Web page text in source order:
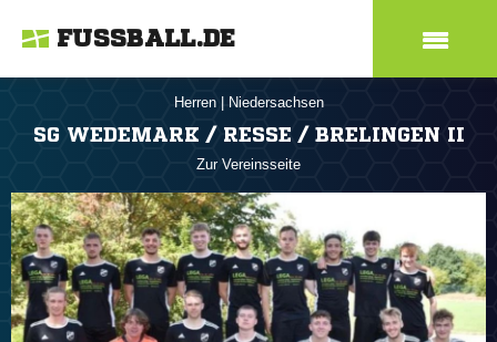
FUSSBALL.DE
Herren Niedersachsen
SG WEDEMARK / RESSE / BRELINGEN II
Zur Vereinsseite